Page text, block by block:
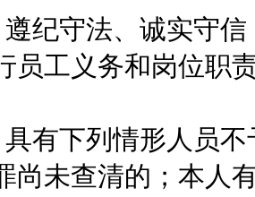
守法、诚实守信
员工义务和岗位职
下列情形人员不
尚未查清的；本人